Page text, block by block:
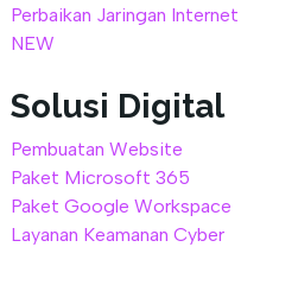
Perbaikan Jaringan Internet
NEW
Solusi Digital
Pembuatan Website
Paket Microsoft 365
Paket Google Workspace
Layanan Keamanan Cyber